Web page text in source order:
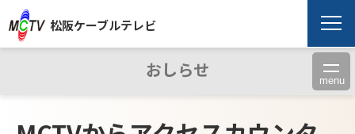
松阪ケーブルテレビ
おしらせ menu